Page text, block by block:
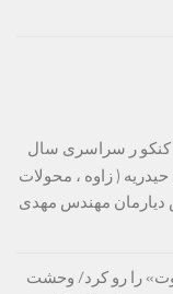
کنکو ر سراسری سال
( زاوه ، محولات
دیارمان مهندس مهدی
را رو کرد/ وحشت